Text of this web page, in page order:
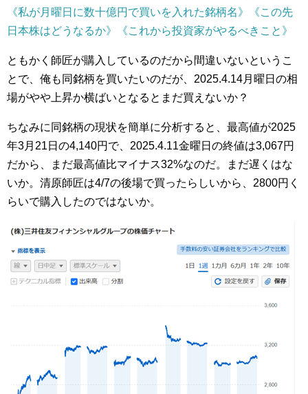
《私が月曜日に数十億円で買いを入れた銘柄名》《この先
日本株はどうなるか》《これから投資家がやるべきこと》
ともかく師匠が購入しているのだから間違いないというこ
とで、俺も同銘柄を買いたいのだが、2025.4.14月曜日の相
場がやや上昇か横ばいとなるとまだ買えないか？
ちなみに同銘柄の現状を簡単に分析すると、最高値が2025
年3月21日の4,140円で、2025.4.11金曜日の終値は3,067円
だから、まだ最高値比マイナス32%なのだ。まだ遅くはな
いか。清原師匠は4/7の後場で買ったらしいから、2800円く
らいで購入したのではないか。